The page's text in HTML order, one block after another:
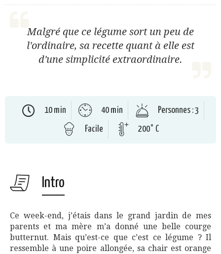
Malgré que ce légume sort un peu de
l'ordinaire, sa recette quant à elle est
d'une simplicité extraordinaire.
10 min 40 min
Personnes : 3
Facile
200° C
Intro
Ce week-end, j’étais dans le grand jardin de mes
parents et ma mère m’a donné une belle courge
butternut. Mais qu’est-ce que c’est ce légume ? Il
ressemble à une poire allongée, sa chair est orange